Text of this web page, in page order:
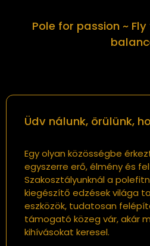
Pole for passion ~
Üdv nálunk, örülünk,
Egy olyan közösségbe
egyszerre erő, élmény és
Szakosztályunknál a
kiegészítő edzések világa
eszközök, tudatosan
támogató közeg vár, akár
kihívásokat keresel.